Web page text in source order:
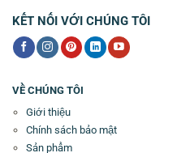
KẾT NỐI VỚI CHÚNG TÔI
VỀ CHÚNG TÔI
Giới thiệu
Chính sách bảo mật
Sản phẩm